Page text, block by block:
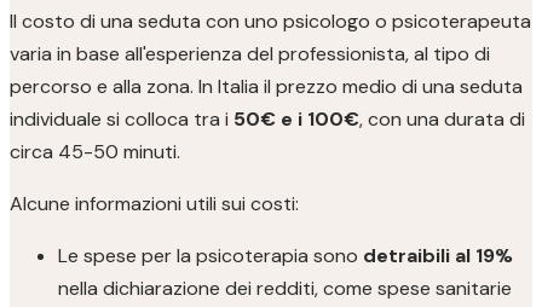
Il costo di una seduta con uno psicologo o psicoterapeuta
varia in base all'esperienza del professionista, al tipo di
percorso e alla zona. In Italia il prezzo medio di una seduta
individuale si colloca tra i 50€ e i 100€, con una durata di
circa 45-50 minuti.
Alcune informazioni utili sui costi:
Le spese per la psicoterapia sono detraibili al 19%
nella dichiarazione dei redditi, come spese sanitarie